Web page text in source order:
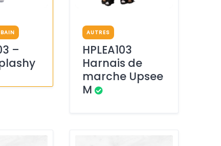
–
AUTRES
HPLEA103
Harnais de
marche Upsee
M